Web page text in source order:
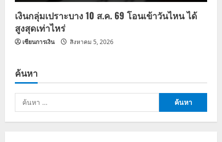
เงินกลุ่มเปราะบาง 10 ส.ค. 69 โอนเข้าวันไหน ได้
สูงสุดเท่าไหร่
เซียนการเงิน สิงหาคม 5, 2026
ค้นหา
ค้นหา
สำหรับ: